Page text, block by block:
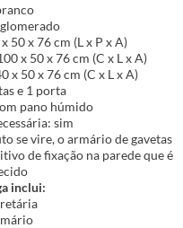
50 x 76 cm (L x P x A)
x 50 x 76 cm (C x L x A)
x 50 x 76 cm (C x L x A)
e 1 porta
pano húmido
sim
se vire, o armário de gavetas
de fixação na parede que é
inclui: